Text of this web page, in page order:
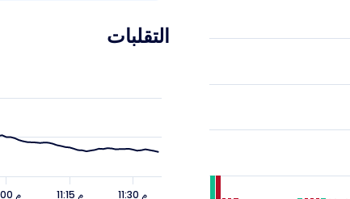
التقلبات
11:00 م 11:15 م 11:30 م